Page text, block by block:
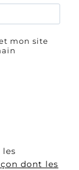
mon site
dont les